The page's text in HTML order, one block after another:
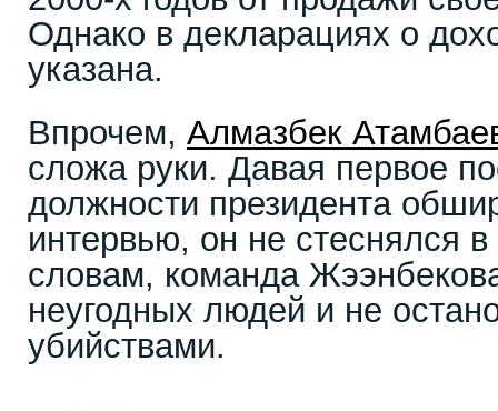
Однако в декларациях о
указана.
Впрочем, Алмазбек
сложа руки. Давая первое
должности президента
интервью, он не стеснялся
словам, команда
неугодных людей и не
убийствами.